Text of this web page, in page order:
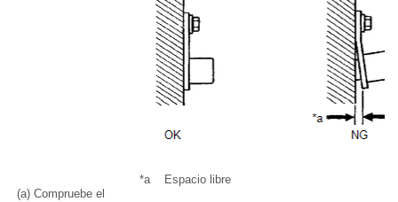
(a) Compruebe el
*a Espacio libre